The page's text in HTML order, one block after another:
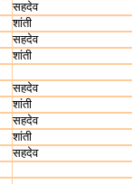
सहदेव
शांती
सहदेव
शांती
सहदेव
शांती
सहदेव
शांती
सहदेव